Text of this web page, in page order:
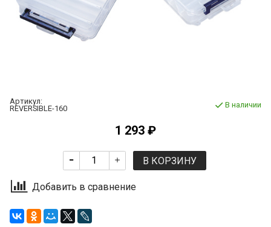
Артикул:
REVERSIBLE-160
В наличии
1 293 ₽
В КОРЗИНУ
Добавить в сравнение